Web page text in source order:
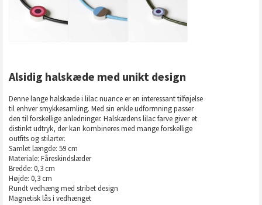
Alsidig halskæde med unikt design
Denne lange halskæde i lilac nuance er en interessant tilføjelse
til enhver smykkesamling. Med sin enkle udformning passer
den til forskellige anledninger. Halskædens lilac farve giver et
distinkt udtryk, der kan kombineres med mange forskellige
outfits og stilarter.
Samlet længde: 59 cm
Materiale: Fåreskindslæder
Bredde: 0,3 cm
Højde: 0,3 cm
Rundt vedhæng med stribet design
Magnetisk lås i vedhænget